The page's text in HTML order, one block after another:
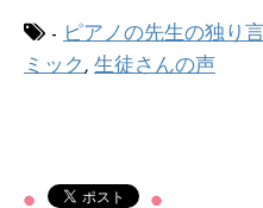
- ピアノの先生の独り言
ミック , 生徒さんの声